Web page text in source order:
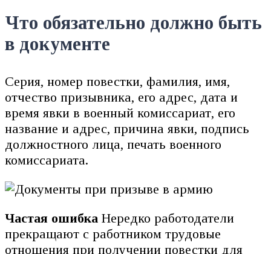
Что обязательно должно быть
в документе
Серия, номер повестки, фамилия, имя,
отчество призывника, его адрес, дата и
время явки в военный комиссариат, его
название и адрес, причина явки, подпись
должностного лица, печать военного
комиссариата.
Частая ошибка Нередко работодатели
прекращают с работником трудовые
отношения при получении повестки для